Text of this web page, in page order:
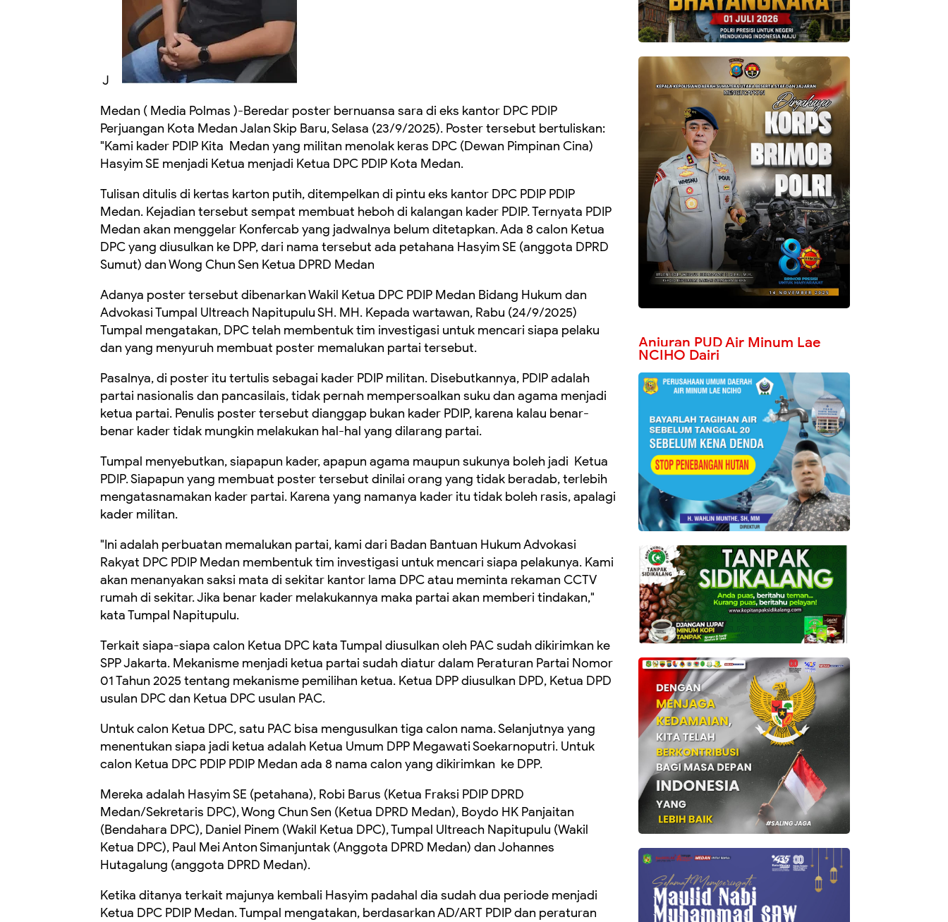
J
Medan ( Media Polmas )-Beredar poster bernuansa sara di eks kantor DPC PDIP
Perjuangan Kota Medan Jalan Skip Baru, Selasa (23/9/2025). Poster tersebut bertuliskan:
"Kami kader PDIP Kita Medan yang militan menolak keras DPC (Dewan Pimpinan Cina)
Hasyim SE menjadi Ketua menjadi Ketua DPC PDIP Kota Medan.
Tulisan ditulis di kertas karton putih, ditempelkan di pintu eks kantor DPC PDIP PDIP
Medan. Kejadian tersebut sempat membuat heboh di kalangan kader PDIP. Ternyata PDIP
Medan akan menggelar Konfercab yang jadwalnya belum ditetapkan. Ada 8 calon Ketua
DPC yang diusulkan ke DPP, dari nama tersebut ada petahana Hasyim SE (anggota DPRD
Sumut) dan Wong Chun Sen Ketua DPRD Medan
Adanya poster tersebut dibenarkan Wakil Ketua DPC PDIP Medan Bidang Hukum dan
Advokasi Tumpal Ultreach Napitupulu SH. MH. Kepada wartawan, Rabu (24/9/2025)
Tumpal mengatakan, DPC telah membentuk tim investigasi untuk mencari siapa pelaku
dan yang menyuruh membuat poster memalukan partai tersebut.
Pasalnya, di poster itu tertulis sebagai kader PDIP militan. Disebutkannya, PDIP adalah
partai nasionalis dan pancasilais, tidak pernah mempersoalkan suku dan agama menjadi
ketua partai. Penulis poster tersebut dianggap bukan kader PDIP, karena kalau benar-
benar kader tidak mungkin melakukan hal-hal yang dilarang partai.
Tumpal menyebutkan, siapapun kader, apapun agama maupun sukunya boleh jadi Ketua
PDIP. Siapapun yang membuat poster tersebut dinilai orang yang tidak beradab, terlebih
mengatasnamakan kader partai. Karena yang namanya kader itu tidak boleh rasis, apalagi
kader militan.
"Ini adalah perbuatan memalukan partai, kami dari Badan Bantuan Hukum Advokasi
Rakyat DPC PDIP Medan membentuk tim investigasi untuk mencari siapa pelakunya. Kami
akan menanyakan saksi mata di sekitar kantor lama DPC atau meminta rekaman CCTV
rumah di sekitar. Jika benar kader melakukannya maka partai akan memberi tindakan,"
kata Tumpal Napitupulu.
Terkait siapa-siapa calon Ketua DPC kata Tumpal diusulkan oleh PAC sudah dikirimkan ke
SPP Jakarta. Mekanisme menjadi ketua partai sudah diatur dalam Peraturan Partai Nomor
01 Tahun 2025 tentang mekanisme pemilihan ketua. Ketua DPP diusulkan DPD, Ketua DPD
usulan DPC dan Ketua DPC usulan PAC.
Untuk calon Ketua DPC, satu PAC bisa mengusulkan tiga calon nama. Selanjutnya yang
menentukan siapa jadi ketua adalah Ketua Umum DPP Megawati Soekarnoputri. Untuk
calon Ketua DPC PDIP PDIP Medan ada 8 nama calon yang dikirimkan ke DPP.
Mereka adalah Hasyim SE (petahana), Robi Barus (Ketua Fraksi PDIP DPRD
Medan/Sekretaris DPC), Wong Chun Sen (Ketua DPRD Medan), Boydo HK Panjaitan
(Bendahara DPC), Daniel Pinem (Wakil Ketua DPC), Tumpal Ultreach Napitupulu (Wakil
Ketua DPC), Paul Mei Anton Simanjuntak (Anggota DPRD Medan) dan Johannes
Hutagalung (anggota DPRD Medan).
Ketika ditanya terkait majunya kembali Hasyim padahal dia sudah dua periode menjadi
Ketua DPC PDIP Medan. Tumpal mengatakan, berdasarkan AD/ART PDIP dan peraturan
Anjuran PUD Air Minum Lae
NCIHO Dairi